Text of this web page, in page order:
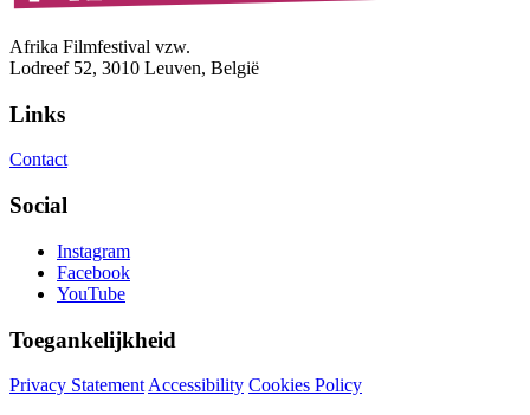
Afrika Filmfestival vzw.
Lodreef 52, 3010 Leuven, België
Links
Contact
Social
Instagram
Facebook
YouTube
Toegankelijkheid
Privacy Statement Accessibility Cookies Policy